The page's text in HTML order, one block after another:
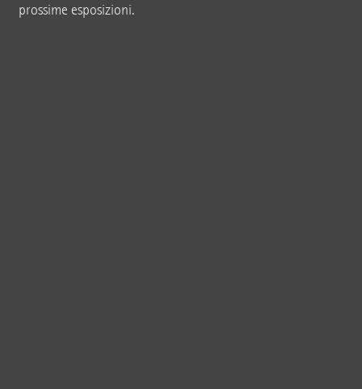
prossime esposizioni.